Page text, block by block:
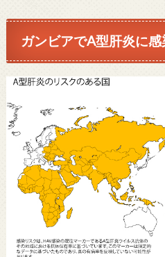
ガンビアでA型肝炎に